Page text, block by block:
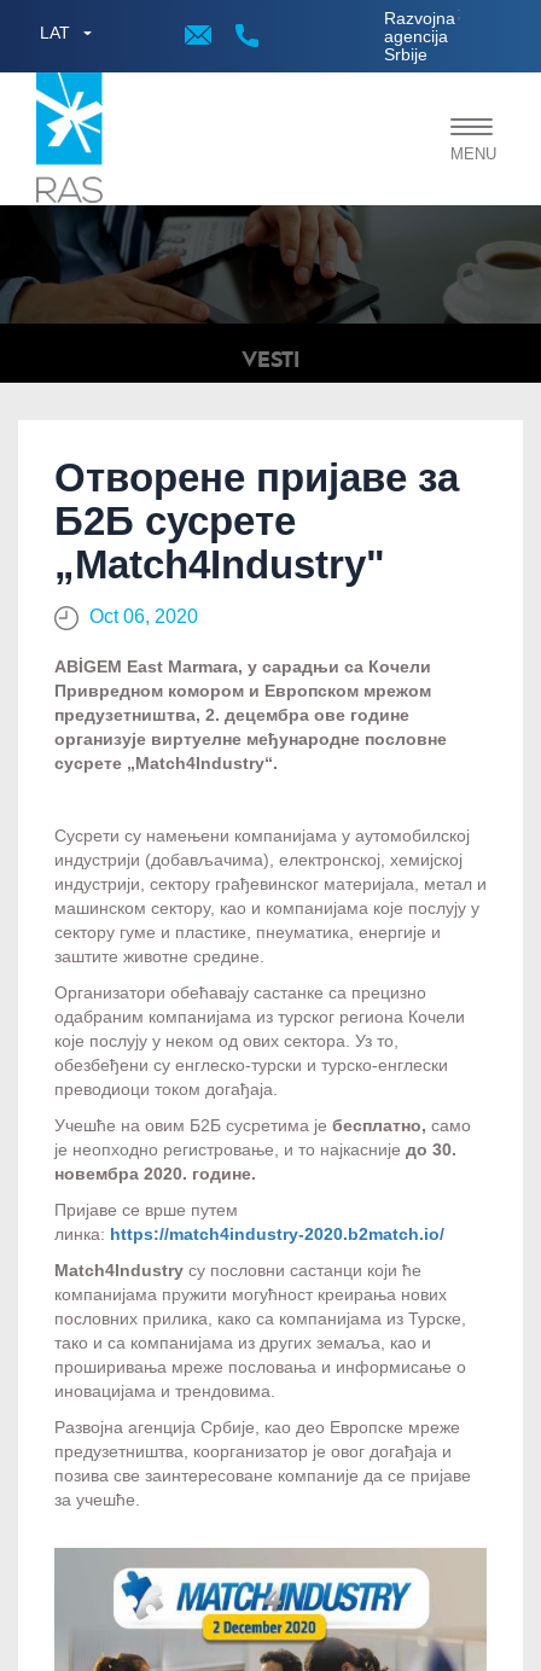
LAT
Razvojna
agencija
Srbije
;
Toggle
MENU
VESTI
Отворене пријаве за
Б2Б сусрете
„Match4Industry"
Oct 06, 2020
ABİGEM East Marmara, у сарадњи са Кочели
Привредном комором и Европском мрежом
предузетништва, 2. децембра ове године
организује виртуелне међународне пословне
сусрете „Match4Industry“.
Сусрети су намењени компанијама у аутомобилској
индустрији (добављачима), електронској, хемијској
индустрији, сектору грађевинског материјала, метал и
машинском сектору, као и компанијама које послују у
сектору гуме и пластике, пнеуматика, енергије и
заштите животне средине.
Организатори обећавају састанке са прецизно
одабраним компанијама из турског региона Кочели
које послују у неком од ових сектора. Уз то,
обезбеђени су енглеско-турски и турско-енглески
преводиоци током догађаја.
Учешће на овим Б2Б сусретима је бесплатно, само
је неопходно регистровање, и то најкасније до 30.
новембра 2020. године.
Пријаве се врше путем
линка: https://match4industry-2020.b2match.io/
Match4Industry су пословни састанци који ће
компанијама пружити могућност креирања нових
пословних прилика, како са компанијама из Турске,
тако и са компанијама из других земаља, као и
проширивања мреже пословања и информисање о
иновацијама и трендовима.
Развојна агенција Србије, као део Европске мреже
предузетништва, коорганизатор је овог догађаја и
позива све заинтересоване компаније да се пријаве
за учешће.